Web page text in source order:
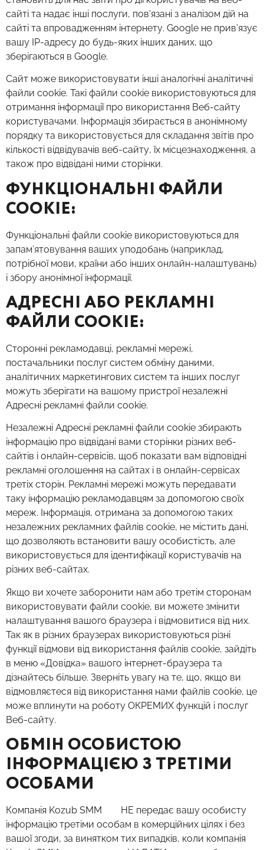
сайті та надає інші послуги, пов’язані з аналізом дій на
сайті та впровадженням інтернету. Google не прив’язує
вашу IP-адресу до будь-яких інших даних, що
зберігаються в Google.
Сайт може використовувати інші аналогічні аналітичні
файли cookie. Такі файли cookie використовуються для
отримання інформації про використання Веб-сайту
користувачами. Інформація збирається в анонімному
порядку та використовується для складання звітів про
кількості відвідувачів веб-сайту, їх місцезнаходження, а
також про відвідані ними сторінки.
ФУНКЦІОНАЛЬНІ ФАЙЛИ
COOKIE:
Функціональні файли cookie використовуються для
запам’ятовування ваших уподобань (наприклад,
потрібної мови, країни або інших онлайн-налаштувань)
і збору анонімної інформації.
АДРЕСНІ АБО РЕКЛАМНІ
ФАЙЛИ COOKIE:
Сторонні рекламодавці, рекламні мережі,
постачальники послуг систем обміну даними,
аналітичних маркетингових систем та інших послуг
можуть зберігати на вашому пристрої незалежні
Адресні рекламні файли cookie.
Незалежні Адресні рекламні файли cookie збирають
інформацію про відвідані вами сторінки різних веб-
сайтів і онлайн-сервісів, щоб показати вам відповідні
рекламні оголошення на сайтах і в онлайн-сервісах
третіх сторін. Рекламні мережі можуть передавати
таку інформацію рекламодавцям за допомогою своїх
мереж. Інформація, отримана за допомогою таких
незалежних рекламних файлів cookie, не містить дані,
що дозволяють встановити вашу особистість, але
використовується для ідентифікації користувачів на
різних веб-сайтах.
Якщо ви хочете заборонити нам або третім сторонам
використовувати файли cookie, ви можете змінити
налаштування вашого браузера і відмовитися від них.
Так як в різних браузерах використовуються різні
функції відмови від використання файлів cookie, зайдіть
в меню «Довідка» вашого інтернет-браузера та
дізнайтесь більше. Зверніть увагу на те, що, якщо ви
відмовляєтеся від використання нами файлів cookie, це
може вплинути на роботу ОКРЕМИХ функцій і послуг
Веб-сайту.
ОБМІН ОСОБИСТОЮ
ІНФОРМАЦІЄЮ З ТРЕТІМИ
ОСОБАМИ
Компанія Kozub SMM НЕ передає вашу особисту
інформацію третіми особам в комерційних цілях і без
вашої згоди, за винятком тих випадків, коли компанія